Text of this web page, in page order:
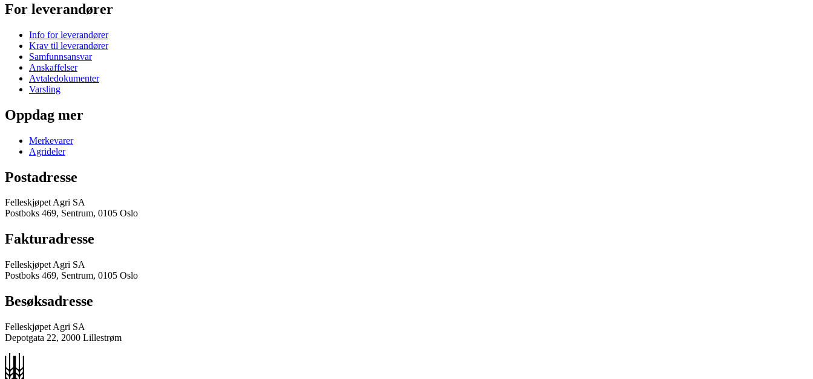
For leverandører
Info for leverandører
Krav til leverandører
Samfunnsansvar
Anskaffelser
Avtaledokumenter
Varsling
Oppdag mer
Merkevarer
Agrideler
Postadresse
Felleskjøpet Agri SA
Postboks 469, Sentrum, 0105 Oslo
Fakturadresse
Felleskjøpet Agri SA
Postboks 469, Sentrum, 0105 Oslo
Besøksadresse
Felleskjøpet Agri SA
Depotgata 22, 2000 Lillestrøm